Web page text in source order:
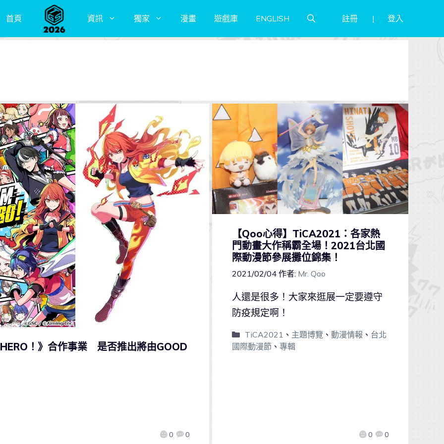
首頁 資訊 獨家 漫畫 遊戲庫 ENGLISH 註冊 登入
！》合作事業 是否推出將由GOOD
0 0
【Qoo心得】TiCA2021：各家熱
門動畫大作稱霸全場！2021台北國
際動漫節參展攤位錦集！
2021/02/04 作者: Mr. Qoo
0 0
人還是很多！大家來逛展一定要遵守
防疫規定啊！
TiCA2021 、 主題博覽、 動漫情報 、 台北
國際動漫節 、 專輯